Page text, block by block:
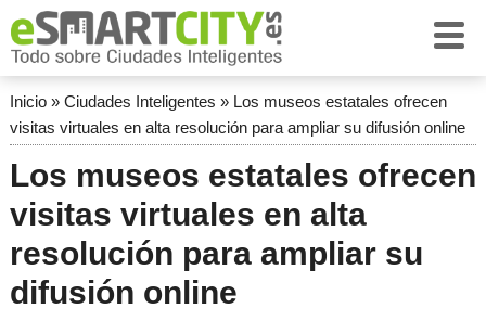
Inicio» Ciudades Inteligentes » Los museos estatales ofrecen
visitas virtuales en alta resolución para ampliar su difusión online
Los museos estatales ofrecen
visitas virtuales en alta
resolución para ampliar su
difusión online